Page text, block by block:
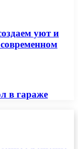
уют и
в гараже